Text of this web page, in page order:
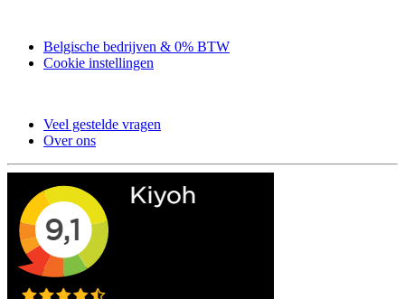
Belgische bedrijven & 0% BTW
Cookie instellingen
Veel gestelde vragen
Over ons